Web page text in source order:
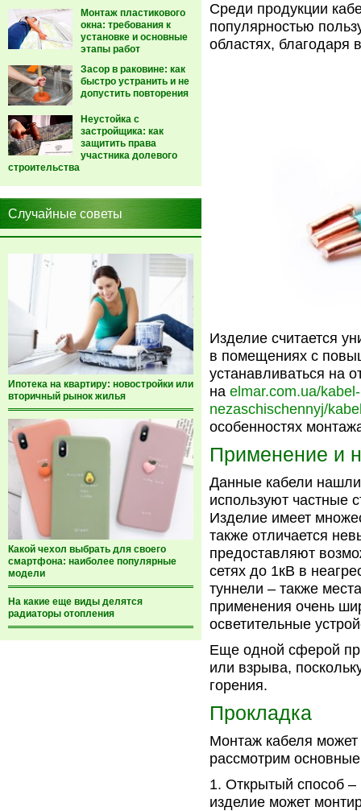
Монтаж пластикового
окна: требования к
установке и основные
этапы работ
Засор в раковине: как
быстро устранить и не
допустить повторения
Неустойка с
застройщика: как
защитить права
участника долевого
строительства
Случайные советы
Ипотека на квартиру: новостройки или
вторичный рынок жилья
Какой чехол выбрать для своего
смартфона: наиболее популярные
модели
На какие еще виды делятся
радиаторы отопления
Среди продукции
популярностью
областях, благодаря
Изделие считается
в помещениях с
устанавливаться на
на elmar.com.ua/
nezaschischennyj/
особенностях
Применение и
Данные кабели
используют частные
Изделие имеет
также отличается
предоставляют
сетях до 1кВ в
туннели – также
применения очень
осветительные
Еще одной сферой
или взрыва,
горения.
Прокладка
Монтаж кабеля может
рассмотрим
Открытый способ –
изделие может